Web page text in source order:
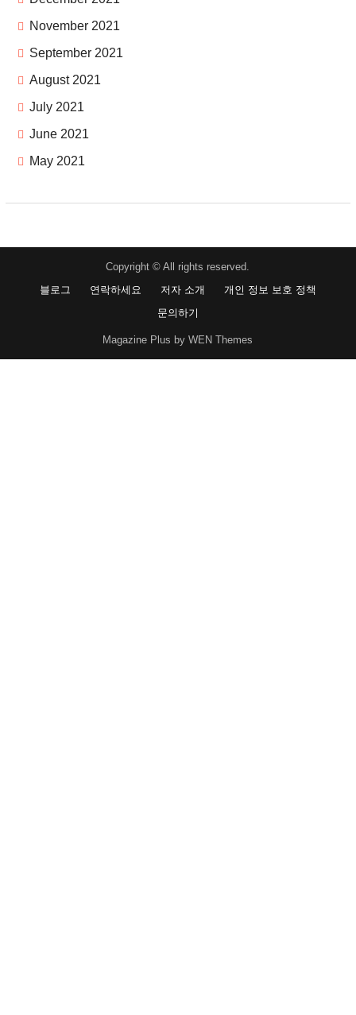
November 2021
September 2021
August 2021
July 2021
June 2021
May 2021
Copyright © All rights reserved.
블로그
연락하세요 저자 소개
개인 정보 보호 정책
문의하기
Magazine Plus by WEN Themes